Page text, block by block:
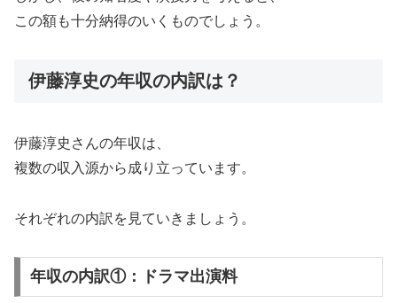
この額も十分納得のいくものでしょう。
伊藤淳史の年収の内訳は？
伊藤淳史さんの年収は、
複数の収入源から成り立っています。
それぞれの内訳を見ていきましょう。
年収の内訳①：ドラマ出演料